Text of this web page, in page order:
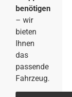
benötigen
– wir
bieten
Ihnen
das
passende
Fahrzeug.